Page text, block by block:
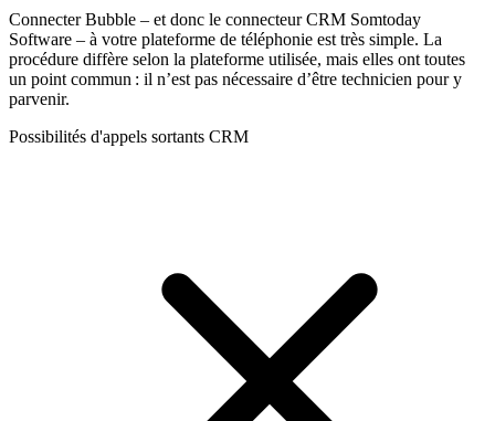
Connecter Bubble – et donc le connecteur CRM Somtoday
Software – à votre plateforme de téléphonie est très simple. La
procédure diffère selon la plateforme utilisée, mais elles ont toutes
un point commun : il n’est pas nécessaire d’être technicien pour y
parvenir.
Possibilités d'appels sortants CRM